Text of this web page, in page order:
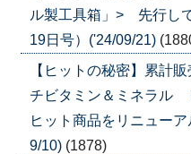
ル製工具箱」> 先行し
19日号）('24/09/21)
【ヒットの秘密】累計
チビタミン＆ミネラ
ヒット商品をリニュー
9/10) (1878)